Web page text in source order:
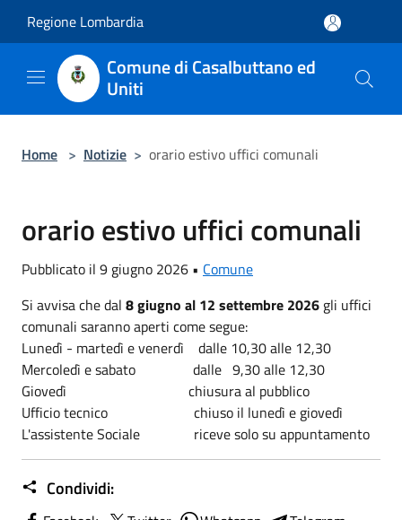
Regione Lombardia
Comune di Casalbuttano ed
Uniti
Home > Notizie > orario estivo uffici comunali
orario estivo uffici comunali
Pubblicato il 9 giugno 2026 • Comune
Si avvisa che dal 8 giugno al 12 settembre 2026 gli uffici
comunali saranno aperti come segue:
Lunedì - martedì e venerdì dalle 10,30 alle 12,30
Mercoledì e sabato dalle 9,30 alle 12,30
Giovedì chiusura al pubblico
Ufficio tecnico chiuso il lunedì e giovedì
L'assistente Sociale riceve solo su appuntamento
Condividi: